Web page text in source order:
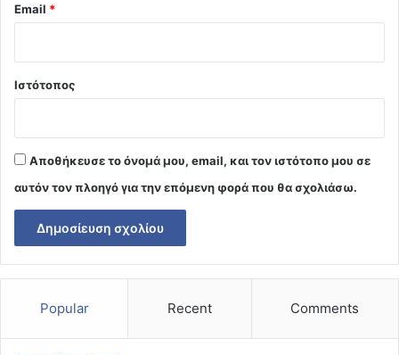
Email *
Ιστότοπος
Αποθήκευσε το όνομά μου, email, και τον ιστότοπο μου σε
αυτόν τον πλοηγό για την επόμενη φορά που θα σχολιάσω.
Popular Recent Comments